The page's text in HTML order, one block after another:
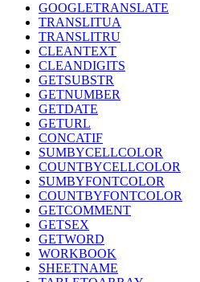
GOOGLETRANSLATE
TRANSLITUA
TRANSLITRU
CLEANTEXT
CLEANDIGITS
GETSUBSTR
GETNUMBER
GETDATE
GETURL
CONCATIF
SUMBYCELLCOLOR
COUNTBYCELLCOLOR
SUMBYFONTCOLOR
COUNTBYFONTCOLOR
GETCOMMENT
GETSEX
GETWORD
WORKBOOK
SHEETNAME